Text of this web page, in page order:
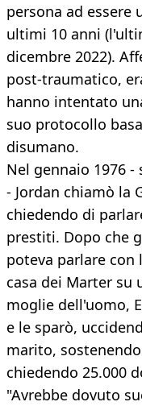
persona ad essere
ultimi 10 anni
dicembre 2022).
post-traumatico,
hanno intentato
suo protocollo
disumano.
Nel gennaio 1976
- Jordan chiamò la
chiedendo di
prestiti. Dopo che
poteva parlare
casa dei Marter su
moglie dell'uomo,
e le sparò,
marito,
chiedendo 25.000
"Avrebbe dovuto